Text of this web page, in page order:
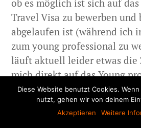
ob es möglich ist sich auf
Travel Visa zu bewerben und
abgelaufen ist (während ich
zum young professional zu
läuft aktuell leider etwas die
mich direkt auf das Young
bewerben, daher kam diese
Vielen Dank im Voraus. Jule
Diese Website benutzt Cookies.
nutzt, gehen wir von deinem
Akzeptieren
Weitere